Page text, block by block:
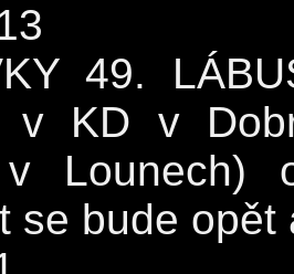
49.
v KD v
Lounech)
se bude opět